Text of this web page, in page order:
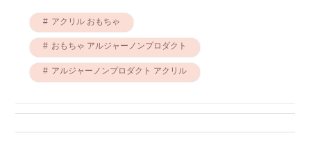
アクリル おもちゃ
おもちゃ アルジャーノンプロダクト
アルジャーノンプロダクト アクリル